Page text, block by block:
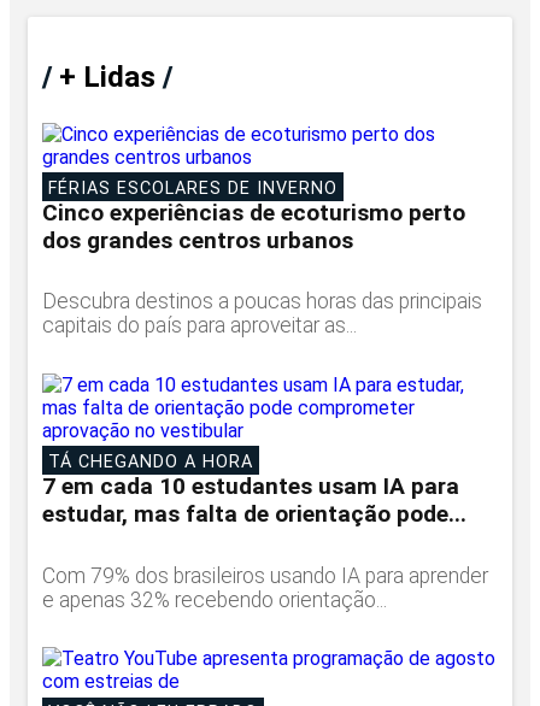
/+ Lidas /
FÉRIAS ESCOLARES DE INVERNO
Cinco experiências de ecoturismo perto
dos grandes centros urbanos
Descubra destinos a poucas horas das principais
capitais do país para aproveitar as...
TÁ CHEGANDO A HORA
7 em cada 10 estudantes usam IA para
estudar, mas falta de orientação pode...
Com 79% dos brasileiros usando IA para aprender
e apenas 32% recebendo orientação...